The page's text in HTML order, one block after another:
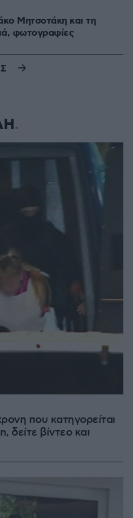
Μητσοτάκη και τη
φωτογραφίες
που κατηγορείται
δείτε βίντεο και